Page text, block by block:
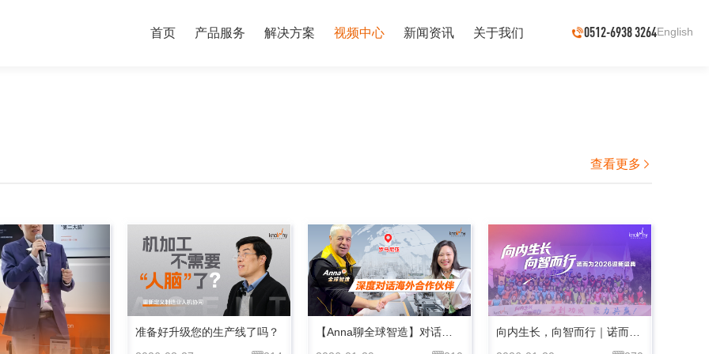
首页 产品服务 解决方案 视频中心 新闻资讯 关于我们 0512-6938 3264English
查看更多 
准备好升级您的生产线了吗？